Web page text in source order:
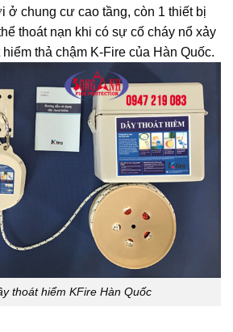
chung cư cao tầng, còn 1 thiết bị
thoát nạn khi có sự cố cháy nổ xảy
thả chậm K-Fire của Hàn Quốc.
thoát hiểm KFire Hàn Quốc